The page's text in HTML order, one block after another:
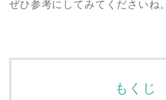
ぜひ参考にしてみてくださいね。
もくじ